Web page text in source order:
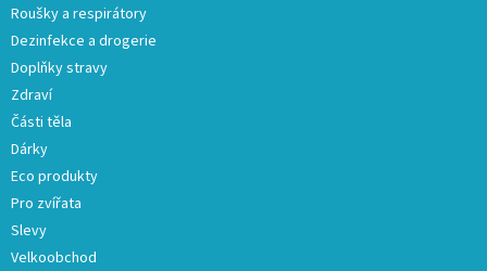
Roušky a respirátory
Dezinfekce a drogerie
Doplňky stravy
Zdraví
Části těla
Dárky
Eco produkty
Pro zvířata
Slevy
Velkoobchod